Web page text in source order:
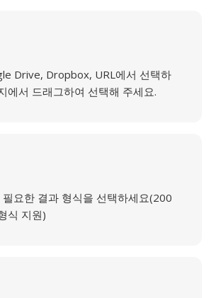
Drive, Dropbox, URL에서 선택하
에서 드래그하여 선택해 주세요.
요한 결과 형식을 선택하세요(200
식 지원)